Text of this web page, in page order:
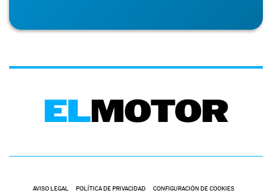
AVISO LEGAL POLÍTICA DE PRIVACIDAD CONFIGURACIÓN DE COOKIES